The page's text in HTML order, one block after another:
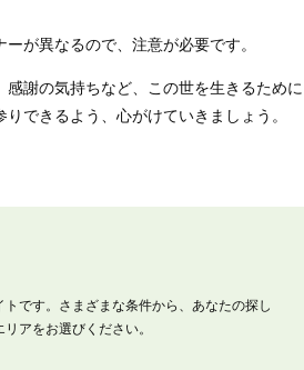
が異なるので、注意が必要です。
謝の気持ちなど、この世を生きるために
できるよう、心がけていきましょう。
です。さまざまな条件から、あなたの探し
アをお選びください。